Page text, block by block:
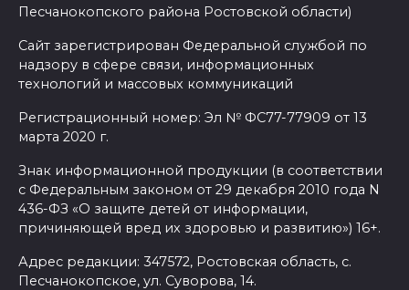
07 августа 2026 18:38
Бесплатные путевки для 17
тысяч детей: в Ростовской
области продолжается
оздоровительная кампания
07 августа 2026 18:30
Судьба аварийного особняка
в донской столице
07 августа 2026 18:28
Песчанокопского района Ростовской области)
Сайт зарегистрирован Федеральной службой по
надзору в сфере связи, информационных
технологий и массовых коммуникаций
Регистрационный номер: Эл № ФС77-77909 от 13
марта 2020 г.
Знак информационной продукции (в соответствии
с Федеральным законом от 29 декабря 2010 года N
436-ФЗ «О защите детей от информации,
причиняющей вред их здоровью и развитию») 16+.
Адрес редакции: 347572, Ростовская область, с.
Песчанокопское, ул. Суворова, 14.